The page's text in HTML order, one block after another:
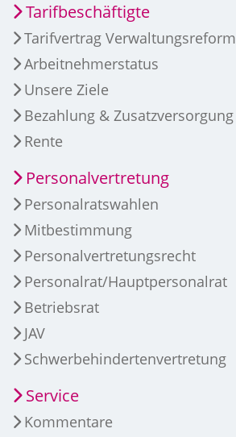
Tarifbeschäftigte
Tarifvertrag Verwaltungsreform
Arbeitnehmerstatus
Unsere Ziele
Bezahlung & Zusatzversorgung
Rente
Personalvertretung
Personalratswahlen
Mitbestimmung
Personalvertretungsrecht
Personalrat/Hauptpersonalrat
Betriebsrat
JAV
Schwerbehindertenvertretung
Service
Kommentare